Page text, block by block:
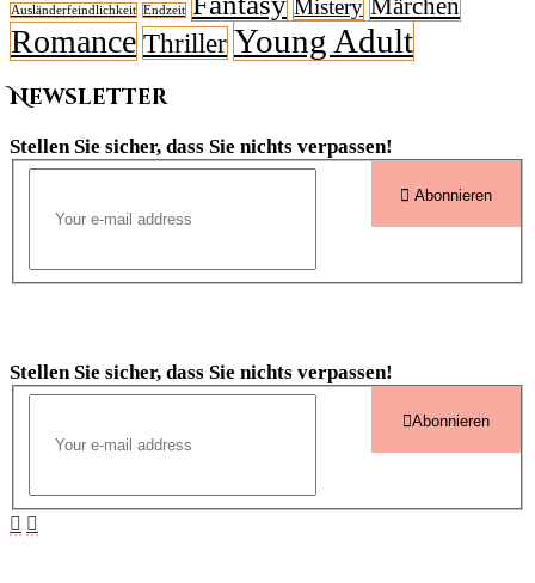
Ausländerfeindlichkeit Endzeit Mistery
Romance Thriller Young Adult
Newsletter
Stellen Sie sicher, dass Sie nichts verpassen!
Abonnieren
Stellen Sie sicher, dass Sie nichts verpassen!
Abonnieren